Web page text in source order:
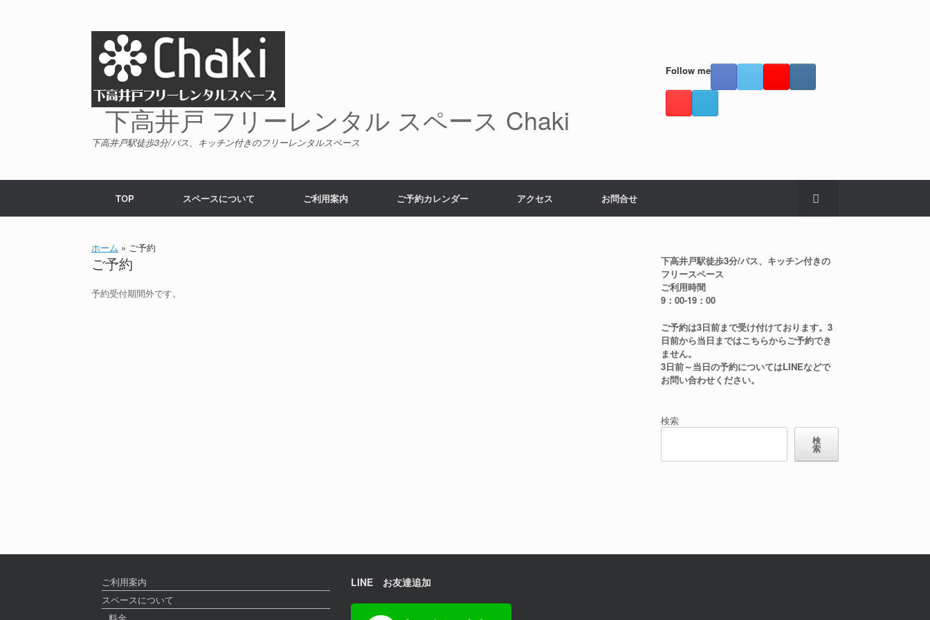
下高井戸 フリーレンタル スペース Chaki
下高井戸駅徒歩3分/バス、キッチン付きのフリーレンタルスペース
Follow me
TOP スペースについて ご利用案内 ご予約カレンダー アクセス お問合せ
ホーム » ご予約
ご予約
予約受付期間外です。
下高井戸駅徒歩3分/バス、キッチン付きの
フリースペース
ご利用時間
9：00-19：00
ご予約は3日前まで受け付けております。3
日前から当日まではこちらからご予約でき
ません。
3日前～当日の予約についてはLINEなどで
お問い合わせください。
検索
検
索
ご利用案内
スペースについて
料金
LINE お友達追加